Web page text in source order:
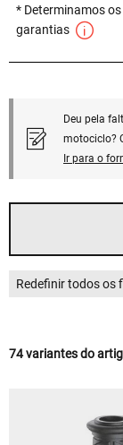
* Determinamos
garantias
Deu pela
motociclo?
Ir para o
Redefinir todos os
74 variantes do